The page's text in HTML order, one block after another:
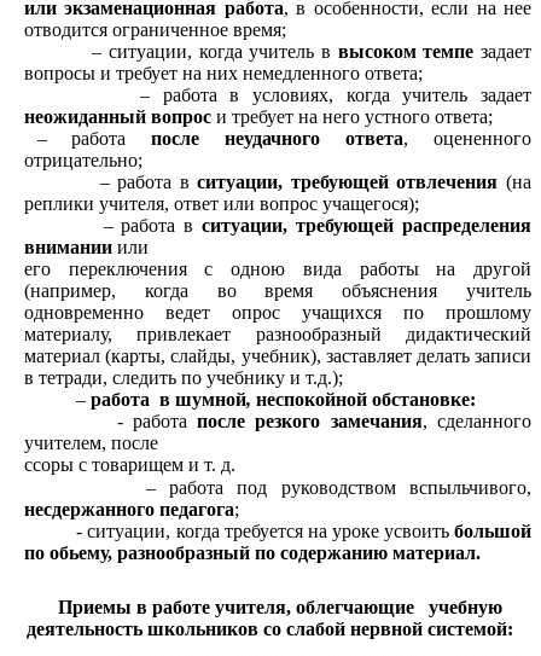
или экзаменационная работа, в особенности, если на нее
отводится ограниченное время;
– ситуации, когда учитель в высоком темпе задает
вопросы и требует на них немедленного ответа;
– работа в условиях, когда учитель задает
неожиданный вопрос и требует на него устного ответа;
– работапосле неудачного ответа, оцененного
отрицательно;
– работа вситуации, требующей отвлечения (на
реплики учителя, ответ или вопрос учащегося);
– работа вситуации, требующей распределения
внимании или
его переключения с одною вида работы на другой
(например, когда во время объяснения учитель
одновременно ведет опрос учащихся по прошлому
материалу, привлекает разнообразный дидактический
материал (карты, слайды, учебник), заставляет делать записи
в тетради, следить по учебнику и т.д.);
– работа в шумной, неспокойной обстановке:
- работапосле резкого замечания, сделанного
учителем, после
ссоры с товарищем и т. д.
– работа под руководством вспыльчивого,
несдержанного педагога;
- ситуации, когда требуется на уроке усвоить большой
по обьему, разнообразный по содержанию материал.
Приемы в работе учителя, облегчающие учебную
деятельность школьников со слабой нервной системой: